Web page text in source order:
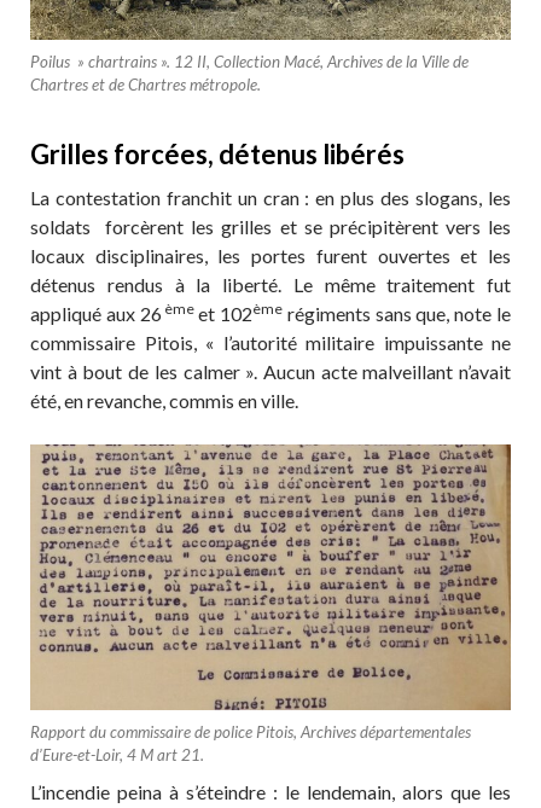
Poilus » chartrains ». 12 II, Collection Macé, Archives de la Ville de
Chartres et de Chartres métropole.
Grilles forcées, détenus libérés
La contestation franchit un cran : en plus des slogans, les
soldats forcèrent les grilles et se précipitèrent vers les
locaux disciplinaires, les portes furent ouvertes et les
détenus rendus à la liberté. Le même traitement fut
appliqué aux 26 ème et 102ème régiments sans que, note le
commissaire Pitois, « l’autorité militaire impuissante ne
vint à bout de les calmer ». Aucun acte malveillant n’avait
été, en revanche, commis en ville.
Rapport du commissaire de police Pitois, Archives départementales
d’Eure-et-Loir, 4 M art 21.
L’incendie peina à s’éteindre : le lendemain, alors que les